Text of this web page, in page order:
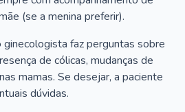
(se a menina preferir).
ginecologista faz perguntas sobre
de cólicas, mudanças de
mamas. Se desejar, a paciente
dúvidas.